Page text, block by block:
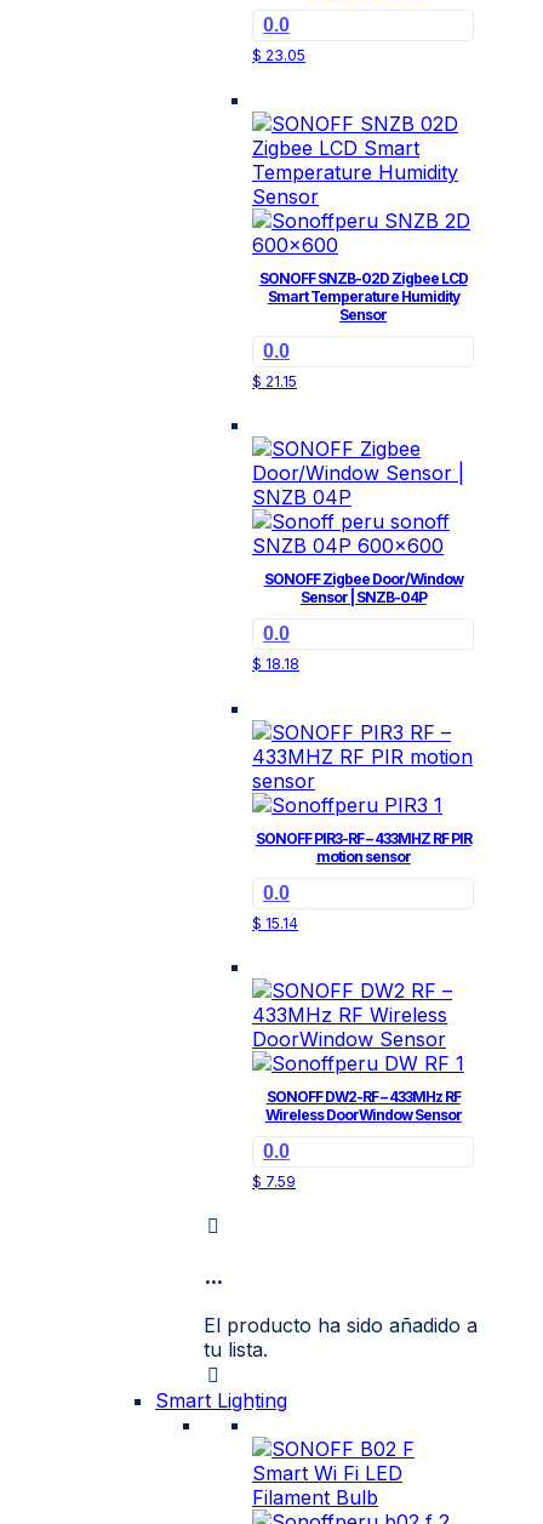
0.0
$ 23.05
SONOFF SNZB-02D Zigbee LCD
Smart Temperature Humidity
Sensor
0.0
$ 21.15
SONOFF Zigbee Door/Window
Sensor | SNZB-04P
0.0
$ 18.18
SONOFF PIR3-RF – 433MHZ RF PIR
motion sensor
0.0
$ 15.14
SONOFF DW2-RF – 433MHz RF
Wireless DoorWindow Sensor
0.0
$ 7.59
...
El producto ha sido añadido a
tu lista.
Smart Lighting